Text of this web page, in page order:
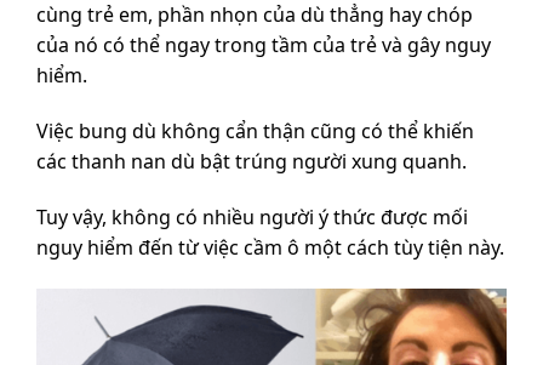
cùng trẻ em, phần nhọn của dù thẳng hay chóp
của nó có thể ngay trong tầm của trẻ và gây nguy
hiểm.
Việc bung dù không cẩn thận cũng có thể khiến
các thanh nan dù bật trúng người xung quanh.
Tuy vậy, không có nhiều người ý thức được mối
nguy hiểm đến từ việc cầm ô một cách tùy tiện này.